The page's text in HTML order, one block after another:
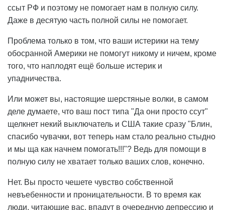
ссыт РФ и поэтому не помогает нам в полную силу.
Даже в десятую часть полной силы не помогает.
Проблема только в том, что ваши истерики на тему
обосранной Америки не помогут никому и ничем, кроме
того, что наплодят ещё больше истерик и
упадничества.
Или может вы, настоящие шерстяные волки, в самом
деле думаете, что ваш пост типа "Да они просто ссут"
щелкнет некий выключатель и США такие сразу "Блин,
спасибо чувачки, вот теперь нам стало реально стыдно
и мы ща как начнем помогать!!!"? Ведь для помощи в
полную силу не хватает только ваших слов, конечно.
Нет. Вы просто чешете чувство собственной
невъебенности и проницательности. В то время как
люди, читающие вас, впадут в очередную депрессию и